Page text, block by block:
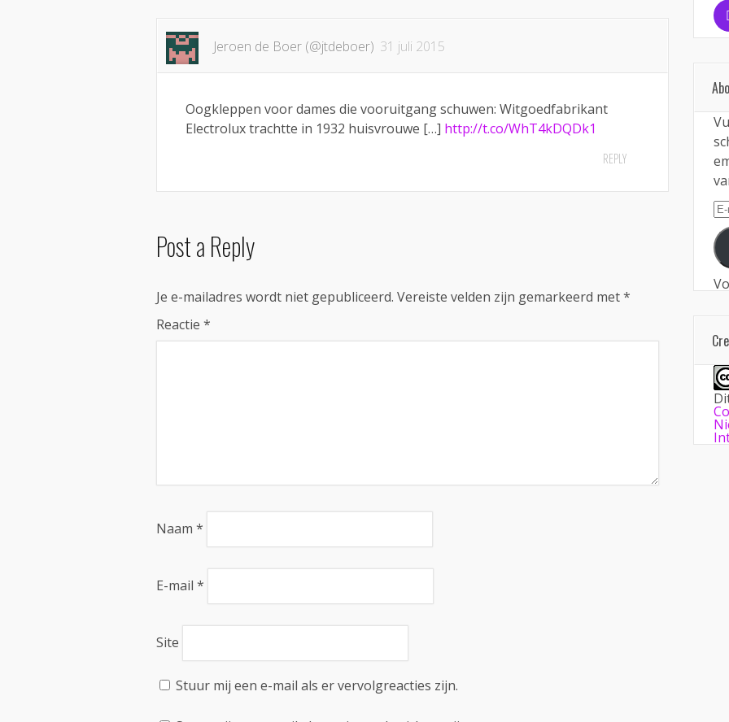
Jeroen de Boer (@jtdeboer) 31 juli 2015
Oogkleppen voor dames die vooruitgang schuwen: Witgoedfabrikant
Electrolux trachtte in 1932 huisvrouwe […] http://t.co/WhT4kDQDk1
REPLY
Post a Reply
Je e-mailadres wordt niet gepubliceerd. Vereiste velden zijn gemarkeerd met*
Reactie *
Naam *
E-mail *
Site
Stuur mij een e-mail als er vervolgreacties zijn.
E-